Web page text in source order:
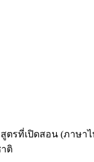
ตรที่เปิดสอน (ภาษาไ
ติ